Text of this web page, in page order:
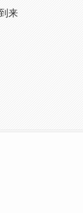
来